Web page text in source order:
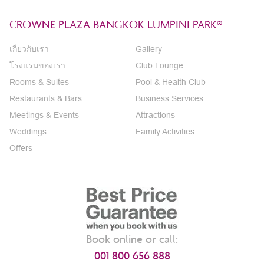
CROWNE PLAZA BANGKOK LUMPINI PARK®
เกี่ยวกับเรา
โรงแรมของเรา
Rooms & Suites
Restaurants & Bars
Meetings & Events
Weddings
Offers
Gallery
Club Lounge
Pool & Health Club
Business Services
Attractions
Family Activities
Book online or call:
001 800 656 888